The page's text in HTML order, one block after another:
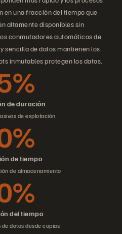
en una fracción del tiempo que
altamente disponibles sin
conmutadores automáticos de
sencilla de datos mantienen los
inmutables protegen los datos.
de duración
de explotación
de tiempo
de almacenamiento
del tiempo
datos desde copias